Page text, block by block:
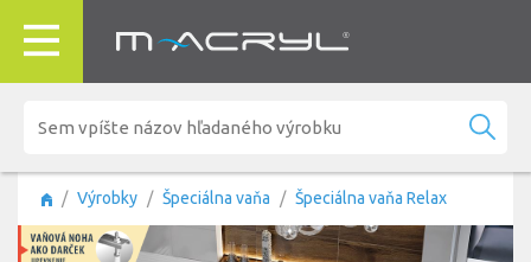
Výrobky Špeciálna vaňa Špeciálna vaňa Relax